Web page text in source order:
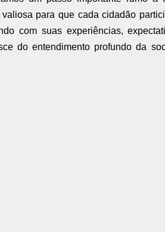
para que cada cidadão
com suas experiências,
do entendimento profundo da